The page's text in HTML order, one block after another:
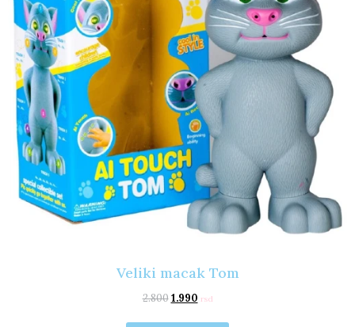
Veliki macak Tom
2.800 1.990 rsd